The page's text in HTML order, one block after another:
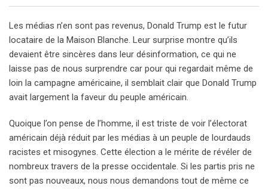
Les médias n’en sont pas revenus, Donald Trump est le futur
locataire de la Maison Blanche. Leur surprise montre qu’ils
devaient être sincères dans leur désinformation, ce qui ne
laisse pas de nous surprendre car pour qui regardait même de
loin la campagne américaine, il semblait clair que Donald Trump
avait largement la faveur du peuple américain.
Quoique l’on pense de l’homme, il est triste de voir l’électorat
américain déjà réduit par les médias à un peuple de lourdauds
racistes et misogynes. Cette élection a le mérite de révéler de
nombreux travers de la presse occidentale. Si les partis pris ne
sont pas nouveaux, nous nous demandons tout de même ce